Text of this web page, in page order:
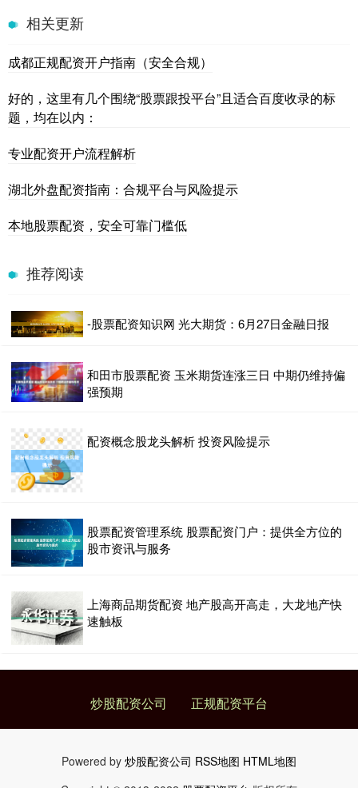
相关更新
成都正规配资开户指南（安全合规）
好的，这里有几个围绕“股票跟投平台”且适合百度收录的标
题，均在以内：
专业配资开户流程解析
湖北外盘配资指南：合规平台与风险提示
本地股票配资，安全可靠门槛低
推荐阅读
-股票配资知识网 光大期货：6月27日金融日报
和田市股票配资 玉米期货连涨三日 中期仍维持偏
强预期
配资概念股龙头解析 投资风险提示
股票配资管理系统 股票配资门户：提供全方位的
股市资讯与服务
上海商品期货配资 地产股高开高走，大龙地产快
速触板
炒股配资公司 正规配资平台
Powered by 炒股配资公司 RSS地图 HTML地图